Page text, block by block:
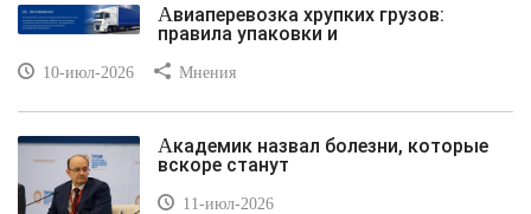
Авиаперевозка хрупких грузов:
правила упаковки и
10-июл-2026 Мнения
Академик назвал болезни, которые
вскоре станут
11-июл-2026